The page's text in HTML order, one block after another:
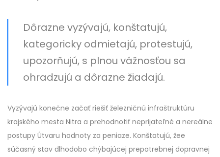
Dôrazne vyzývajú, konštatujú,
kategoricky odmietajú, protestujú,
upozorňujú, s plnou vážnosťou sa
ohradzujú a dôrazne žiadajú.
Vyzývajú konečne začať riešiť železničnú infraštruktúru
krajského mesta Nitra a prehodnotiť neprijateľné a nereálne
postupy Útvaru hodnoty za peniaze. Konštatujú, žee
súčasný stav dlhodobo chýbajúcej prepotrebnej dopravnej